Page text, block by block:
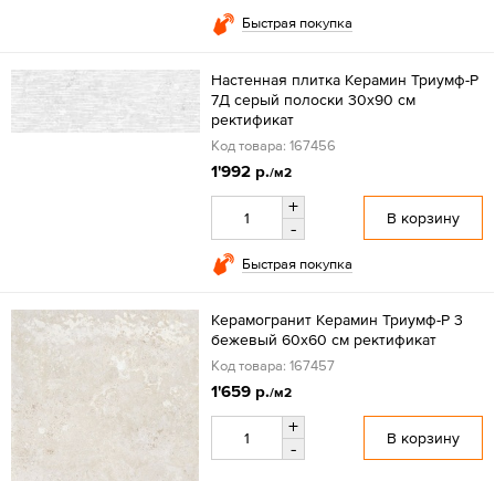
Быстрая покупка
Настенная плитка Керамин Триумф-Р
7Д серый полоски 30x90 см
ректификат
Код товара: 167456
1'992 р./м2
+
-
В корзину
Быстрая покупка
Керамогранит Керамин Триумф-Р 3
бежевый 60x60 см ректификат
Код товара: 167457
1'659 р./м2
+
-
В корзину